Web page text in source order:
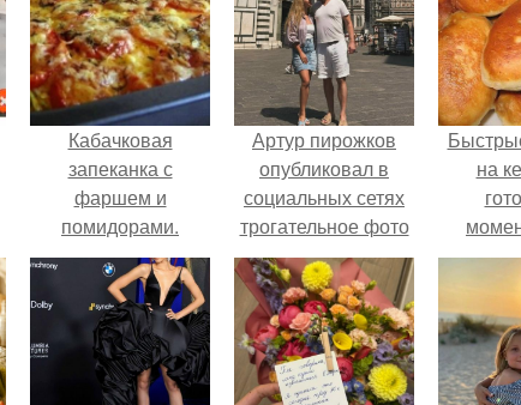
Кабачковая
запеканка с
фаршем и
помидорами.
Артур пирожков
опубликовал в
социальных сетях
трогательное фото
с супругой
Анжеликой,
сделанное во
время их недавнего
путешествия в
Италию.
на